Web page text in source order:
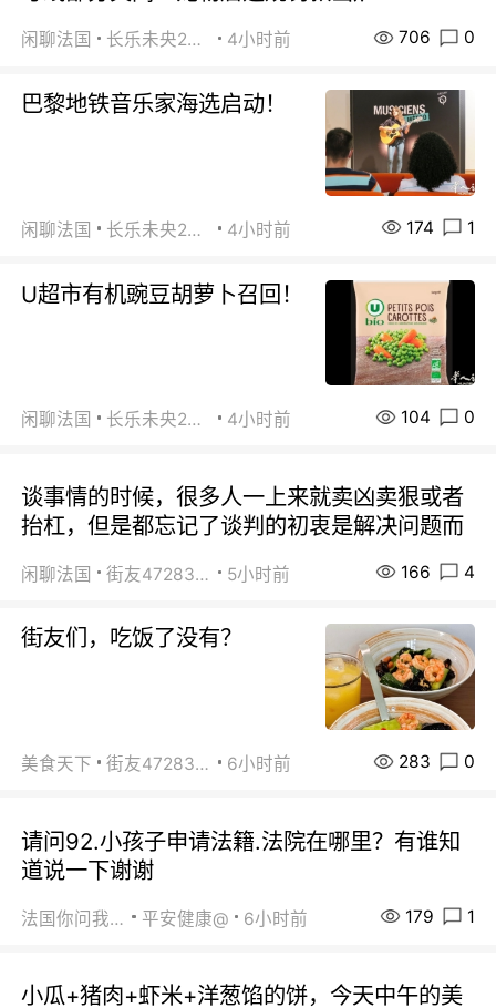
闲聊法国 长乐未央2015 4小时前 706 0
巴黎地铁音乐家海选启动！
闲聊法国 长乐未央2015 4小时前 174 1
U超市有机豌豆胡萝卜召回！
闲聊法国 长乐未央2015 4小时前 104 0
谈事情的时候，很多人一上来就卖凶卖狠或者
抬杠，但是都忘记了谈判的初衷是解决问题而
闲聊法国 街友472838572 5小时前 166 4
街友们，吃饭了没有？
美食天下 街友472838572 6小时前 283 0
请问92.小孩子申请法籍.法院在哪里？有谁知
道说一下谢谢
法国你问我答 平安健康@ 6小时前 179 1
小瓜+猪肉+虾米+洋葱馅的饼，今天中午的美